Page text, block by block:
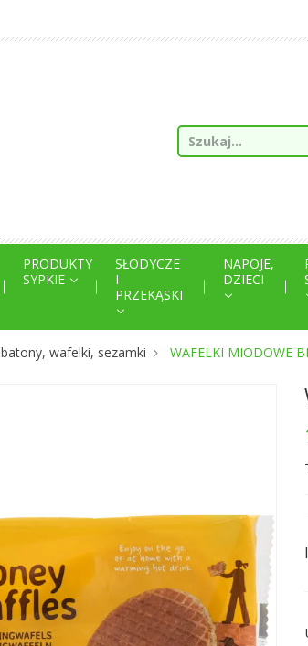
PRODUKTY
SYPKIE
SŁODYCZE
I
PRZEKĄSKI
NAPOJE,
DZIECI
batony, wafelki, sezamki WAFELKI MIODOWE